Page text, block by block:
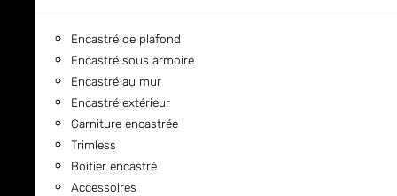
Encastré de plafond
Encastré sous armoire
Encastré au mur
Encastré extérieur
Garniture encastrée
Trimless
Boitier encastré
Accessoires